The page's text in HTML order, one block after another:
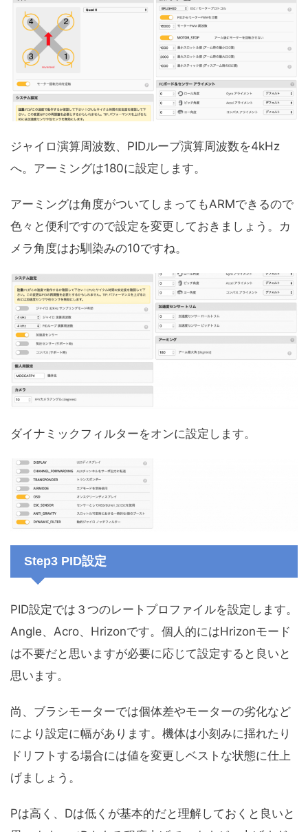
ジャイロ演算周波数、PIDループ演算周波数を4kHz
へ。アーミングは180に設定します。
アーミングは角度がついてしまってもARMできるので
色々と便利ですので設定を変更しておきましょう。カ
メラ角度はお馴染みの10ですね。
ダイナミックフィルターをオンに設定します。
Step3 PID設定
PID設定では３つのレートプロファイルを設定します。
Angle、Acro、Hrizonです。個人的にはHrizonモード
は不要だと思いますが必要に応じて設定すると良いと
思います。
尚、ブラシモーターでは個体差やモーターの劣化など
により設定に幅があります。機体は小刻みに揺れたり
ドリフトする場合には値を変更しベストな状態に仕上
げましょう。
Pは高く、Dは低くが基本的だと理解しておくと良いと